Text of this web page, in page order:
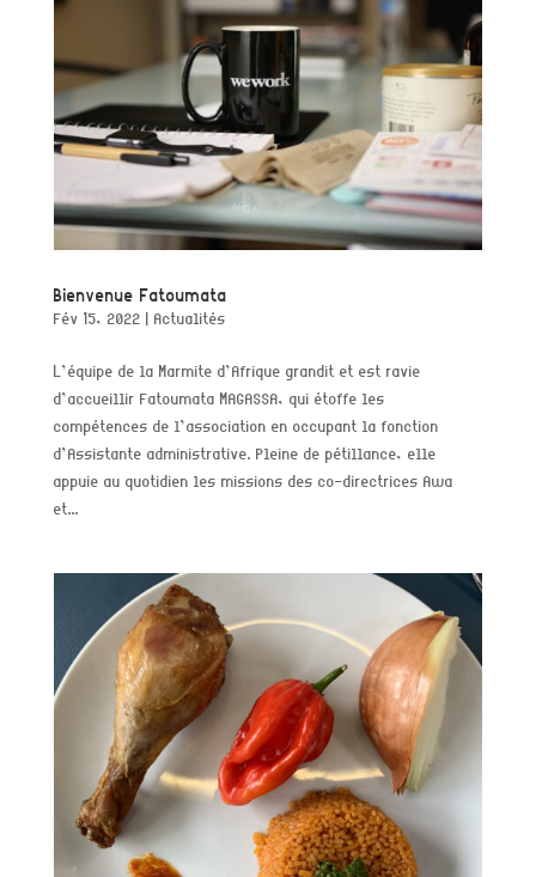
Bienvenue Fatoumata
Fév 15, 2022 | Actualités
L’équipe de la Marmite d’Afrique grandit et est ravie
d’accueillir Fatoumata MAGASSA, qui étoffe les
compétences de l’association en occupant la fonction
d’Assistante administrative. Pleine de pétillance, elle
appuie au quotidien les missions des co-directrices Awa
et...